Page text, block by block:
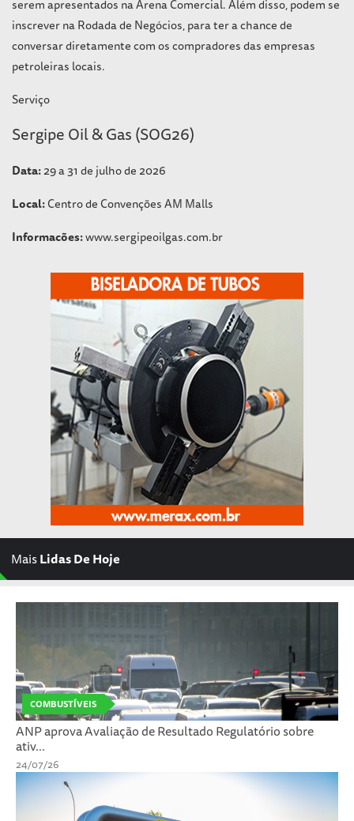
serem apresentados na Arena Comercial. Além disso, podem se
inscrever na Rodada de Negócios, para ter a chance de
conversar diretamente com os compradores das empresas
petroleiras locais.
Serviço
Sergipe Oil & Gas (SOG26)
Data:29 a 31 de julho de 2026
Local:Centro de Convenções AM Malls
Informacões:www.sergipeoilgas.com.br
MaisLidas De Hoje
COMBUSTÍVEIS
ANP aprova Avaliação de Resultado Regulatório sobre
ativ...
24/07/26